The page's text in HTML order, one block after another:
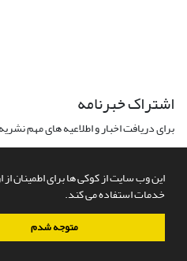
این وب سایت از کوکی ها برای اطمینان از
خدمات استفاده می کند.
متوجه شدم
اشتراک خبرنامه
برای دریافت اخبار و اطلاعیه های مهم
سامانه مدیریت نشریات علمی.طراحی و